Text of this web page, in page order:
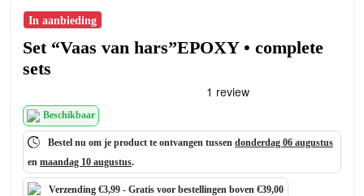
In aanbieding
Set “Vaas van hars”EPOXY • complete
sets
Beschikbaar
Bestel nu om je product te ontvangen tussen donderdag 06 augustus
en maandag 10 augustus.
Verzending €3,99 - Gratis voor bestellingen boven €39,00